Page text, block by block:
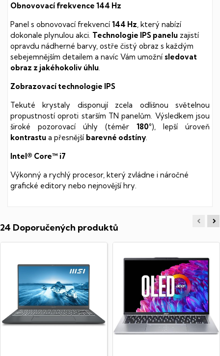
Obnovovací frekvence 144 Hz
Panel s obnovovací frekvencí 144 Hz , který nabízí
dokonale plynulou akci. Technologie IPS panelu zajistí
opravdu nádherné barvy, ostře čistý obraz s každým
sebejemnějším detailem a navíc Vám umožní sledovat
obraz z jakéhokoliv úhlu
Zobrazovací technologie IPS
Tekuté krystaly disponují zcela odlišnou světelnou
propustností oproti starším TN panelům. Výsledkem jsou
široké pozorovací úhly (téměr 180°), lepší úroveň
kontrastu a přesnější barevné odstíny
Intel® Core™ i7
Výkonný a rychlý procesor, který zvládne i náročné
grafické editory nebo nejnovější hry.
24 Doporučených produktů